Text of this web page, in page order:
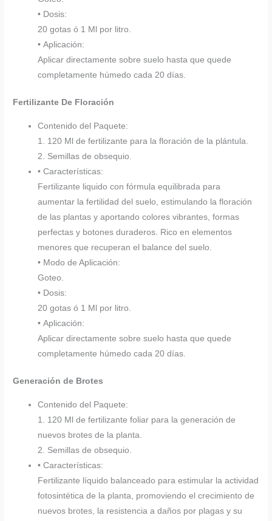
• Dosis:
20 gotas ó 1 Ml por litro.
• Aplicación:
Aplicar directamente sobre suelo hasta que quede
completamente húmedo cada 20 días.
Fertilizante De Floración
Contenido del Paquete:
1. 120 Ml de fertilizante para la floración de la plántula.
2. Semillas de obsequio.
• Características:
Fertilizante liquido con fórmula equilibrada para
aumentar la fertilidad del suelo, estimulando la floración
de las plantas y aportando colores vibrantes, formas
perfectas y botones duraderos. Rico en elementos
menores que recuperan el balance del suelo.
• Modo de Aplicación:
Goteo.
• Dosis:
20 gotas ó 1 Ml por litro.
• Aplicación:
Aplicar directamente sobre suelo hasta que quede
completamente húmedo cada 20 días.
Generación de Brotes
Contenido del Paquete:
1. 120 Ml de fertilizante foliar para la generación de
nuevos brotes de la planta.
2. Semillas de obsequio.
• Características:
Fertilizante líquido balanceado para estimular la actividad
fotosintética de la planta, promoviendo el crecimiento de
nuevos brotes, la resistencia a daños por plagas y su